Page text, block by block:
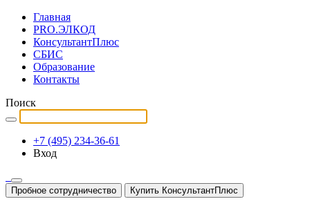
Главная
PRO.ЭЛКОД
КонсультантПлюс
СБИС
Образование
Контакты
Поиск
+7 (495) 234-36-61
Вход
Пробное сотрудничество Купить КонсультантПлюс